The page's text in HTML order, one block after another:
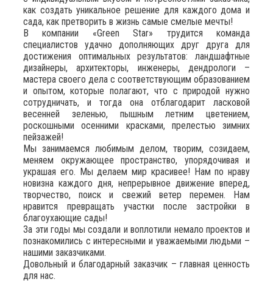
как создать уникальное решение для каждого дома и
сада, как претворить в жизнь самые смелые мечты!
В компании «Green Star» трудится команда
специалистов удачно дополняющих друг друга для
достижения оптимальных результатов: ландшафтные
дизайнеры, архитекторы, инженеры, дендрологи –
мастера своего дела с соответствующим образованием
и опытом, которые полагают, что с природой нужно
сотрудничать, и тогда она отблагодарит ласковой
весенней зеленью, пышным летним цветением,
роскошными осенними красками, прелестью зимних
пейзажей!
Мы занимаемся любимым делом, творим, созидаем,
меняем окружающее пространство, упорядочивая и
украшая его. Мы делаем мир красивее! Нам по нраву
новизна каждого дня, непрерывное движение вперед,
творчество, поиск и свежий ветер перемен. Нам
нравится превращать участки после застройки в
благоухающие сады!
За эти годы мы создали и воплотили немало проектов и
познакомились с интересными и уважаемыми людьми –
нашими заказчиками.
Довольный и благодарный заказчик – главная ценность
для нас.